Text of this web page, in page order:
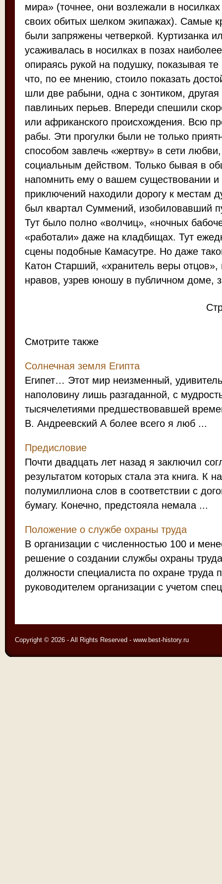
мира» (точнее, они возлежали в
своих обитых шелком экипажах). Самые
были запряжены четверкой. Куртизанка
усаживалась в носилках в позах
опираясь рукой на подушку, показывая те
что, по ее мнению, стоило показать
шли две рабыни, одна с зонтиком,
павлиньих перьев. Впереди спешили
или африканского происхождения. Всю
рабы. Эти прогулки были не только
способом завлечь «жертву» в сети
социальным действом. Только бывая в
напомнить ему о вашем существовании
приключений находили дорогу к местам
был квартал Суммений, изобиловавший
Тут было полно «волчиц», «ночных
«работали» даже на кладбищах. Тут
сцены подобные Камасутре. Но даже
Катон Старший, «хранитель веры отцов»,
нравов, узрев юношу в публичном доме,
Смотрите также
Солнечная земля Египта
Египет… Этот мир неизменный,
наполовину лишь разгаданной, с
тысячелетиями предшествовавшей
В. Андреевский А более всего я люб ...
Предисловие
Почти двадцать лет назад я заключил
результатом которых стала эта книга. К
полумиллиона слов в соответствии с
бумагу. Конечно, предстояла немала ...
Положение о службе охраны труда
В организации с численностью 100 и
решение о создании службы охраны
должности специалиста по охране труда
руководителем организации с учетом
Copyright © 2026 - All Rights Reserved - www.best-history.ru